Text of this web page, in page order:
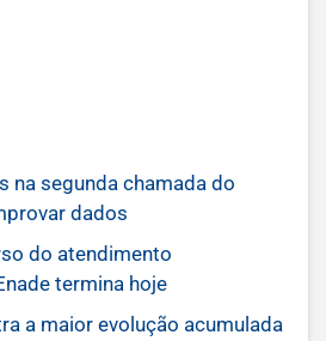
na segunda chamada do
dados
do atendimento
termina hoje
a maior evolução acumulada